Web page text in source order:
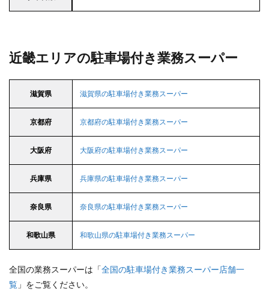
近畿エリアの駐車場付き業務スーパー
滋賀県 滋賀県の駐車場付き業務スーパー
京都府 京都府の駐車場付き業務スーパー
大阪府 大阪府の駐車場付き業務スーパー
兵庫県 兵庫県の駐車場付き業務スーパー
奈良県 奈良県の駐車場付き業務スーパー
和歌山県 和歌山県の駐車場付き業務スーパー
全国の業務スーパーは「全国の駐車場付き業務スーパー店舗一
覧 」をご覧ください。